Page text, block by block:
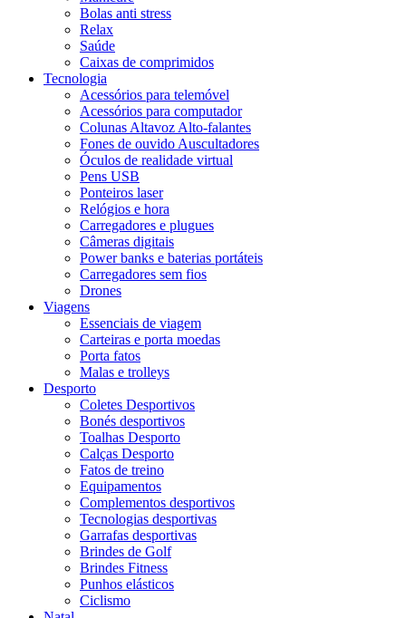
Bolas anti stress
Relax
Saúde
Caixas de comprimidos
Tecnologia
Acessórios para telemóvel
Acessórios para computador
Colunas Altavoz Alto-falantes
Fones de ouvido Auscultadores
Óculos de realidade virtual
Pens USB
Ponteiros laser
Relógios e hora
Carregadores e plugues
Câmeras digitais
Power banks e baterias portáteis
Carregadores sem fios
Drones
Viagens
Essenciais de viagem
Carteiras e porta moedas
Porta fatos
Malas e trolleys
Desporto
Coletes Desportivos
Bonés desportivos
Toalhas Desporto
Calças Desporto
Fatos de treino
Equipamentos
Complementos desportivos
Tecnologias desportivas
Garrafas desportivas
Brindes de Golf
Brindes Fitness
Punhos elásticos
Ciclismo